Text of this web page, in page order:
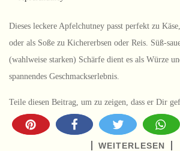
Dieses leckere Apfelchutney passt perfekt zu
oder als Soße zu Kichererbsen oder Reis. Süß-
(wahlweise starken) Schärfe dient es als Würze
spannendes Geschmackserlebnis.
Teile diesen Beitrag, um zu zeigen, dass er Dir
WEITERLESEN